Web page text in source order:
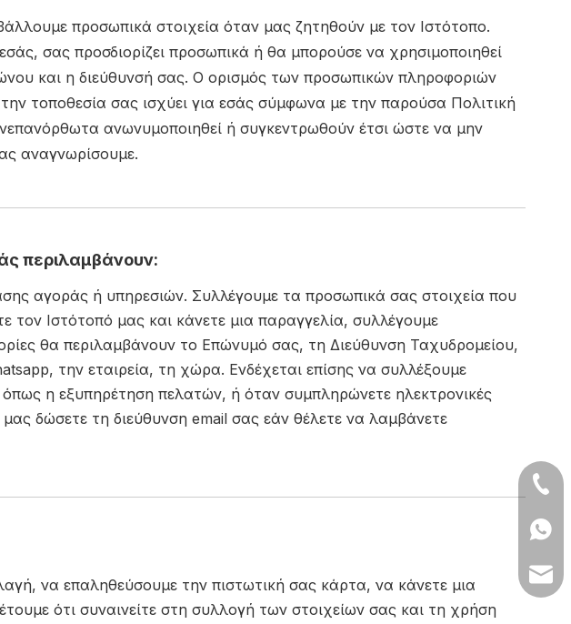
προσωπικά στοιχεία όταν μας ζητηθούν με τον Ιστότοπο.
σας προσδιορίζει προσωπικά ή θα μπορούσε να χρησιμοποιηθεί
και η διεύθυνσή σας. Ο ορισμός των προσωπικών πληροφοριών
τοποθεσία σας ισχύει για εσάς σύμφωνα με την παρούσα Πολιτική
ανωνυμοποιηθεί ή συγκεντρωθούν έτσι ώστε να μην
αναγνωρίσουμε.
περιλαμβάνουν:
αγοράς ή υπηρεσιών. Συλλέγουμε τα προσωπικά σας στοιχεία που
τον Ιστότοπό μας και κάνετε μια παραγγελία, συλλέγουμε
θα περιλαμβάνουν το Επώνυμό σας, τη Διεύθυνση Ταχυδρομείου,
την εταιρεία, τη χώρα. Ενδέχεται επίσης να συλλέξουμε
η εξυπηρέτηση πελατών, ή όταν συμπληρώνετε ηλεκτρονικές
δώσετε τη διεύθυνση email σας εάν θέλετε να λαμβάνετε
να επαληθεύσουμε την πιστωτική σας κάρτα, να κάνετε μια
ότι συναινείτε στη συλλογή των στοιχείων σας και τη χρήση
+86-
+86